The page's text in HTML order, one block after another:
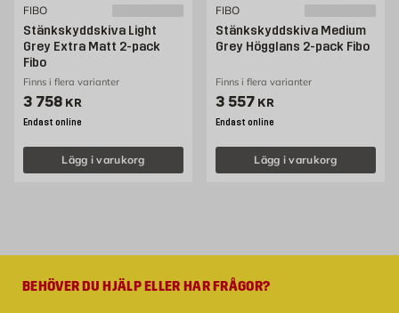
FIBO
Stänkskyddskiva Light
Grey Extra Matt 2-pack
Fibo
Finns i flera varianter
Pris 3758 kr
3 758 KR
Endast online
Lägg i varukorg
FIBO
Stänkskyddskiva Medium
Grey Högglans 2-pack Fibo
Finns i flera varianter
Pris 3557 kr
3 557 KR
Endast online
Lägg i varukorg
BEHÖVER DU HJÄLP ELLER HAR FRÅGOR?